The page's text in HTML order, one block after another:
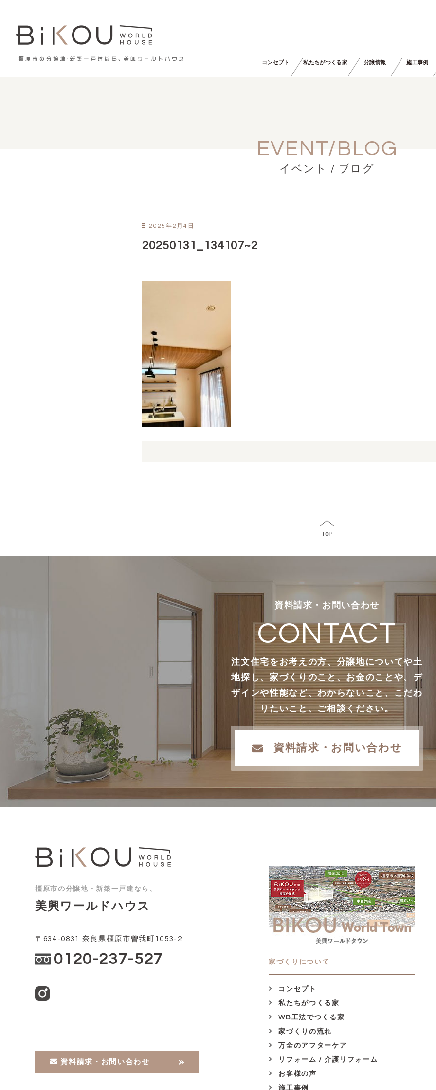
コンセプト 私たちがつくる家 分譲情報 施工事例
EVENT/BLOG
イベント / ブログ
2025年2月4日
20250131_134107~2
資料請求・お問い合わせ
CONTACT
注文住宅をお考えの方、分譲地についてや土
地探し、家づくりのこと、お金のことや、デ
ザインや性能など、わからないこと、こだわ
りたいこと、ご相談ください。
資料請求・お問い合わせ
橿原市の分譲地・新築一戸建なら、
美興ワールドハウス
〒634-0831 奈良県橿原市曽我町1053-2
0120-237-527
資料請求・お問い合わせ
家づくりについて
コンセプト
私たちがつくる家
WB工法でつくる家
家づくりの流れ
万全のアフターケア
リフォーム / 介護リフォーム
お客様の声
施工事例